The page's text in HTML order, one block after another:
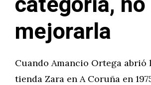
mejorarla
Cuando Amancio Ortega abrió
tienda Zara en A Coruña en